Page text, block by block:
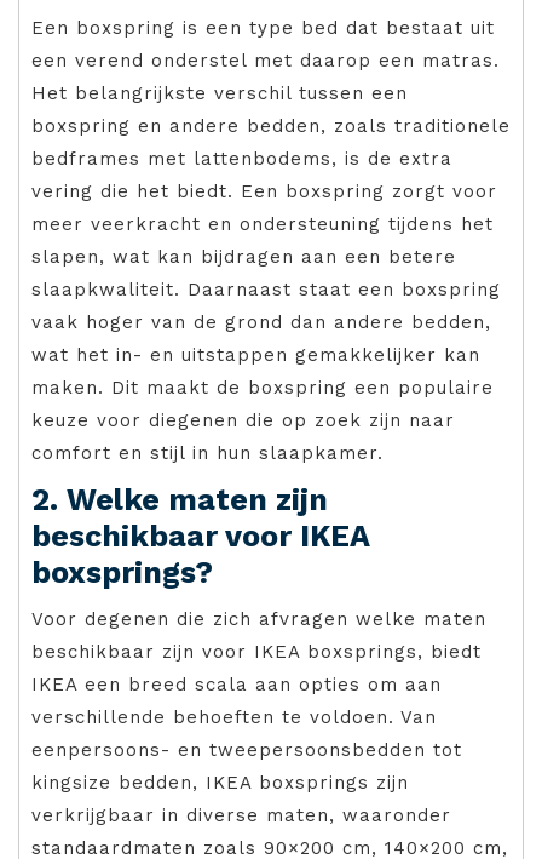
Een boxspring is een type bed dat bestaat uit
een verend onderstel met daarop een matras.
Het belangrijkste verschil tussen een
boxspring en andere bedden, zoals traditionele
bedframes met lattenbodems, is de extra
vering die het biedt. Een boxspring zorgt voor
meer veerkracht en ondersteuning tijdens het
slapen, wat kan bijdragen aan een betere
slaapkwaliteit. Daarnaast staat een boxspring
vaak hoger van de grond dan andere bedden,
wat het in- en uitstappen gemakkelijker kan
maken. Dit maakt de boxspring een populaire
keuze voor diegenen die op zoek zijn naar
comfort en stijl in hun slaapkamer.
2. Welke maten zijn
beschikbaar voor IKEA
boxsprings?
Voor degenen die zich afvragen welke maten
beschikbaar zijn voor IKEA boxsprings, biedt
IKEA een breed scala aan opties om aan
verschillende behoeften te voldoen. Van
eenpersoons- en tweepersoonsbedden tot
kingsize bedden, IKEA boxsprings zijn
verkrijgbaar in diverse maten, waaronder
standaardmaten zoals 90×200 cm, 140×200 cm,